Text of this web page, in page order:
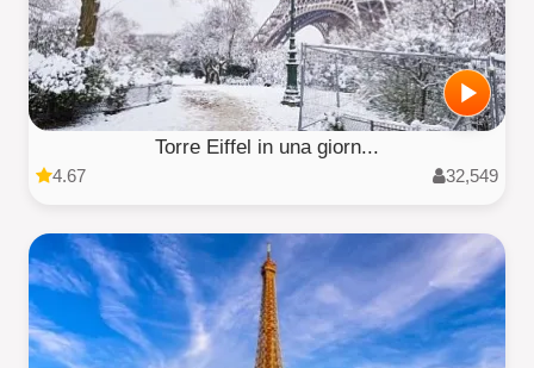
Torre Eiffel in una giorn...
4.67 32,549